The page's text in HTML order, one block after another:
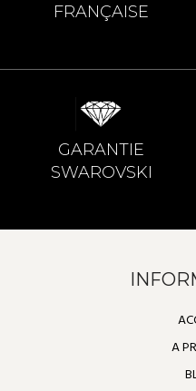
FRANÇAISE
GARANTIE
SWAROVSKI
A